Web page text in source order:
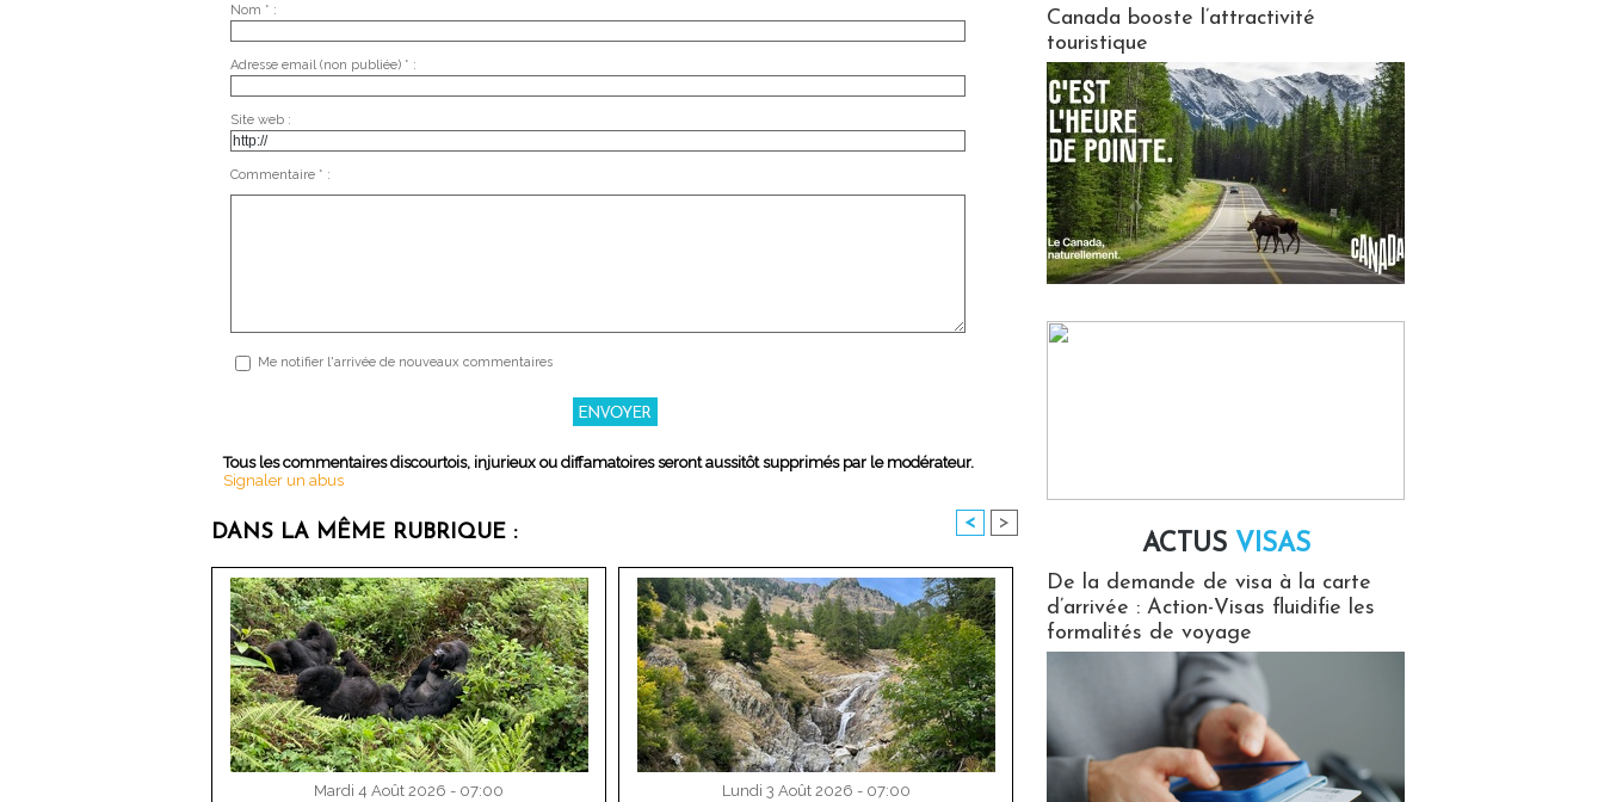
Nom * :
Adresse email (non publiée) * :
Site web :
Commentaire * :
Me notifier l'arrivée de nouveaux commentaires
Tous les commentaires discourtois, injurieux ou diffamatoires seront aussitôt supprimés par le modérateur.
Signaler un abus
DANS LA MÊME RUBRIQUE : < >
Mardi 4 Août 2026 - 07:00 Lundi 3 Août 2026 - 07:00
Canada booste l’attractivité
touristique
ACTUS VISAS
De la demande de visa à la carte
d’arrivée : Action-Visas fluidifie les
formalités de voyage